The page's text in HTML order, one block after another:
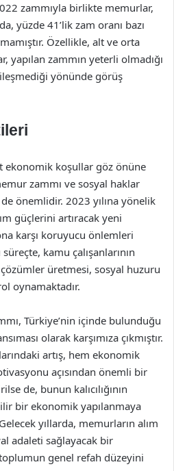
zammıyla birlikte memurlar,
yüzde 41’lik zam oranı bazı
Özellikle, alt ve orta
zammın yeterli olmadığı
yönünde görüş
ekonomik koşullar göz önüne
zammı ve sosyal haklar
önemlidir. 2023 yılına yönelik
güçlerini artıracak yeni
karşı koruyucu önlemleri
kamu çalışanlarının
çözümler üretmesi, sosyal huzuru
oynamaktadır.
Türkiye’nin içinde bulunduğu
olarak karşımıza çıkmıştır.
artış, hem ekonomik
açısından önemli bir
de, bunun kalıcılığının
bir ekonomik yapılanmaya
yıllarda, memurların alım
adaleti sağlayacak bir
genel refah düzeyini